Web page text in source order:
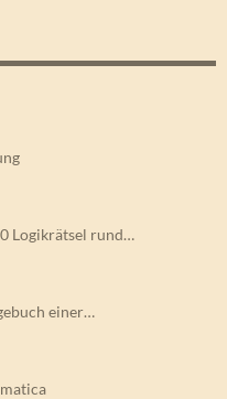
Logikrätsel rund…
einer…